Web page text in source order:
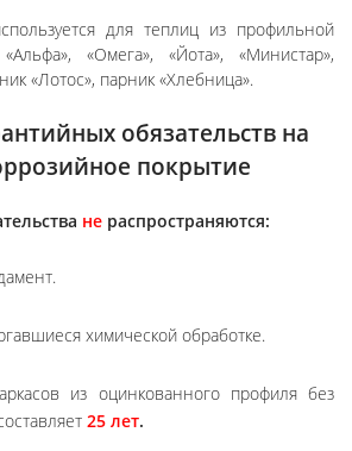
для теплиц из профильной
«Омега», «Йота», «Министар»,
«Лотос», парник «Хлебница».
обязательств на
покрытие
не распространяются:
химической обработке.
из оцинкованного профиля без
25 лет.